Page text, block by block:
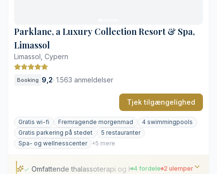
Parklane, a Luxury Collection Resort & Spa,
Limassol
Limassol, Cypern
Booking 9,2· 1.563 anmeldelser
Tjek tilgængelighed
Gratis wi-fi Fremragende morgenmad
4 swimmingpools
Gratis parkering på stedet
5 restauranter
Spa- og wellnesscenter
+5 mere
Omfattende thalassoterapi og Kalloni Spa
4 fordele 2 ulemper